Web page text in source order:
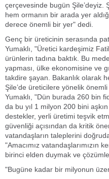
çerçevesinde bugün Şile’deyiz.
hem ormanın bir arada yer
derece önemli bir yer" dedi.
Genç bir üreticinin serasında
Yumaklı, "Üretici kardeşimiz
ürünlerin tadına baktık. Bu
yapması, ülke ekonomisine ve
takdire şayan. Bakanlık olarak
Şile’de üreticilere yönelik
Yumaklı, "Dün burada 260 bin
da bu yıl 1 milyon 200 bini
destekler, yerli üretimi teşvik
güvenliği açısından da kritik
vatandaşların taleplerini
"Amacımız vatandaşlarımızın
birinci elden duymak ve
"Bugüne kadar bir milyonun